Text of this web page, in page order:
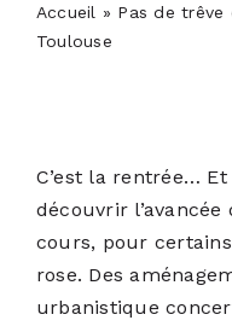
Accueil » Pas de trêve
Toulouse
C’est la rentrée…
découvrir
cours, pour
rose. Des
urbanistique
PODCASTS
S’ABONNER